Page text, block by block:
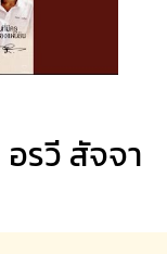
อรวี สัจจา